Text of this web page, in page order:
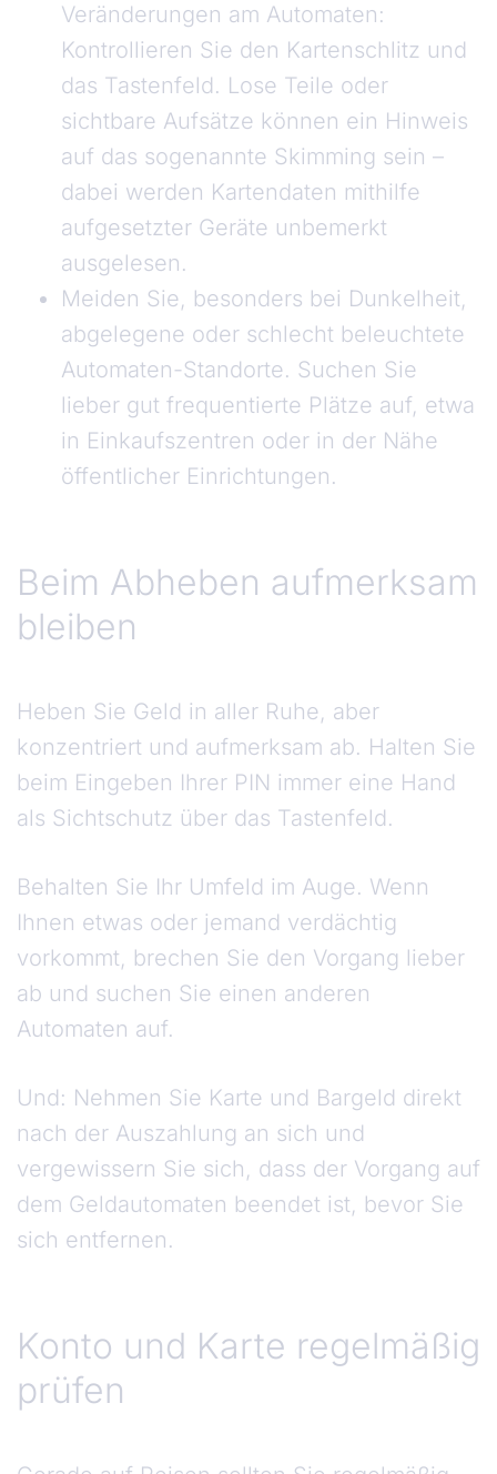
Veränderungen am Automaten:
Kontrollieren Sie den Kartenschlitz und
das Tastenfeld. Lose Teile oder
sichtbare Aufsätze können ein Hinweis
auf das sogenannte Skimming sein –
dabei werden Kartendaten mithilfe
aufgesetzter Geräte unbemerkt
ausgelesen.
Meiden Sie, besonders bei Dunkelheit,
abgelegene oder schlecht beleuchtete
Automaten-Standorte. Suchen Sie
lieber gut frequentierte Plätze auf, etwa
in Einkaufszentren oder in der Nähe
öffentlicher Einrichtungen.
Beim Abheben aufmerksam
bleiben
Heben Sie Geld in aller Ruhe, aber
konzentriert und aufmerksam ab. Halten Sie
beim Eingeben Ihrer PIN immer eine Hand
als Sichtschutz über das Tastenfeld.
Behalten Sie Ihr Umfeld im Auge. Wenn
Ihnen etwas oder jemand verdächtig
vorkommt, brechen Sie den Vorgang lieber
ab und suchen Sie einen anderen
Automaten auf.
Und: Nehmen Sie Karte und Bargeld direkt
nach der Auszahlung an sich und
vergewissern Sie sich, dass der Vorgang auf
dem Geldautomaten beendet ist, bevor Sie
sich entfernen.
Konto und Karte regelmäßig
prüfen